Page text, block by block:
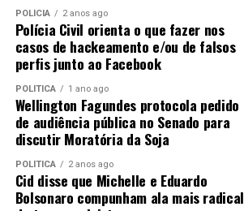
POLÍCIA 2 anos ago
Polícia Civil orienta o que fazer nos
casos de hackeamento e/ou de falsos
perfis junto ao Facebook
POLÍTICA 1 ano ago
Wellington Fagundes protocola pedido
de audiência pública no Senado para
discutir Moratória da Soja
POLÍTICA 2 anos ago
Cid disse que Michelle e Eduardo
Bolsonaro compunham ala mais radical